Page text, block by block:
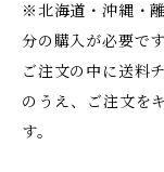
※北海道・沖縄・
分の購入が必要です
ご注文の中に送料
のうえ、ご注文を
す。